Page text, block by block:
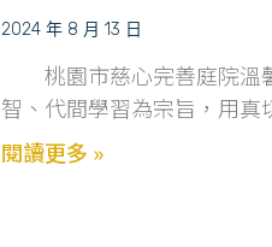
2024 年 8 月 13 日
桃園市慈心完善庭院溫
智、代間學習為宗旨，用真
閱讀更多 »